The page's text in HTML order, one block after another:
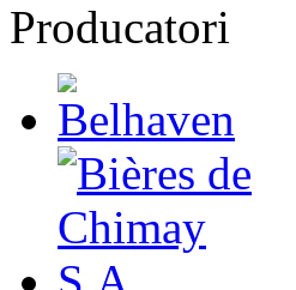
Producatori